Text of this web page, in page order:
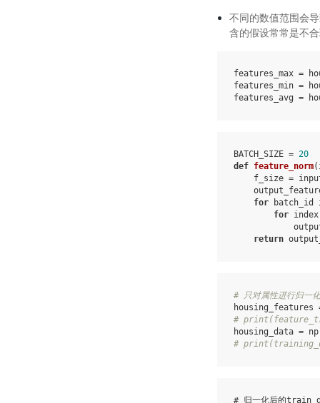
不同的数值范围会
含的假设常常是不
features_max =
features_min =
features_avg =
BATCH_SIZE = 20
def feature_norm(
f_size =
for
batch_id
for index
return
# 只对属性进行归一化
housing_features
#
housing_data = np
#
# 归一化后的